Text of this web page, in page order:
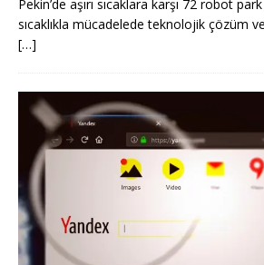
Pekin’de aşırı sıcaklara karşı 72 robot
sıcaklıkla mücadelede teknolojik çözüm
[…]